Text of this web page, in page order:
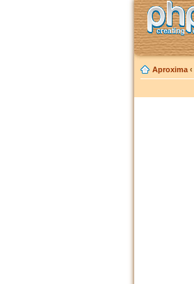
Aproxima ‹